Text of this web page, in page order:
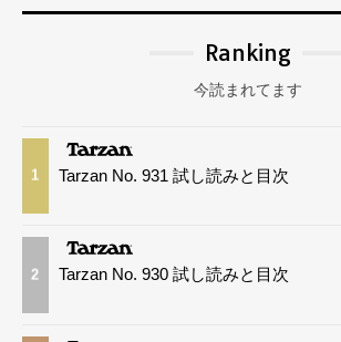
Ranking
今読まれてます
1 Tarzan No. 931 試し読みと目次
2 Tarzan No. 930 試し読みと目次